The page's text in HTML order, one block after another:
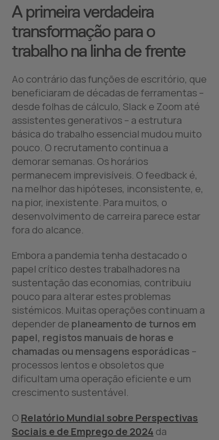
A primeira verdadeira
transformação para o
trabalho na linha de frente
Ao contrário das funções de escritório, que
beneficiaram de décadas de ferramentas –
desde folhas de cálculo, Slack e Zoom até
assistentes generativos – a estrutura
básica do trabalho essencial mudou muito
pouco. O recrutamento continua a
demorar semanas. Os horários
permanecem imprevisíveis. O feedback é,
na melhor das hipóteses, inconsistente, e,
na pior, inexistente. Para muitos, o
desenvolvimento de carreira parece estar
fora do alcance.
Embora a pandemia tenha destacado o
papel crítico destes trabalhadores na
sustentação das economias, contribuiu
pouco para alterar estes problemas
sistémicos. Muitas operações continuam a
depender de planeamento de turnos em
papel, registos manuais de horas e
chamadas ou mensagens esporádicas –
processos lentos e obsoletos que
dificultam uma operação eficiente e um
crescimento sustentável.
O Relatório Mundial sobre Perspectivas
Sociais e de Emprego de 2024 da